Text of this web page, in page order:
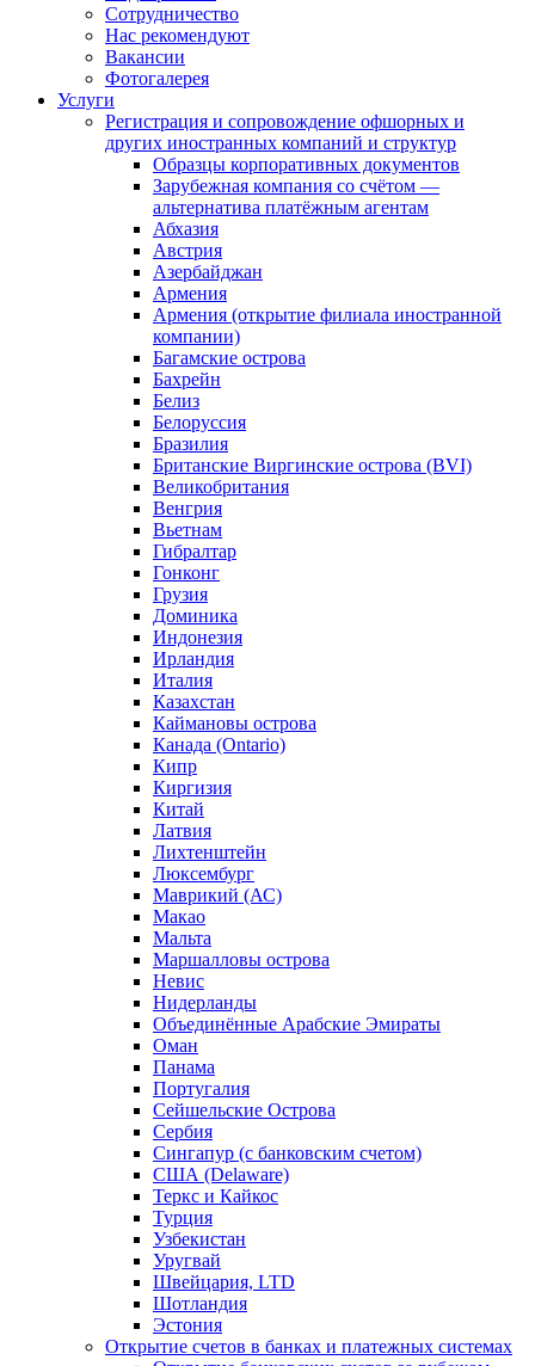
Сотрудничество
Нас рекомендуют
Вакансии
Фотогалерея
Услуги
Регистрация и сопровождение офшорных и
других иностранных компаний и структур
Образцы корпоративных документов
Зарубежная компания со счётом —
альтернатива платёжным агентам
Абхазия
Австрия
Азербайджан
Армения
Армения (открытие филиала иностранной
компании)
Багамские острова
Бахрейн
Белиз
Белоруссия
Бразилия
Британские Виргинские острова (BVI)
Великобритания
Венгрия
Вьетнам
Гибралтар
Гонконг
Грузия
Доминика
Индонезия
Ирландия
Италия
Казахстан
Каймановы острова
Канада (Ontario)
Кипр
Киргизия
Китай
Латвия
Лихтенштейн
Люксембург
Маврикий (АС)
Макао
Мальта
Маршалловы острова
Нeвис
Нидерланды
Объединённые Арабские Эмираты
Оман
Панама
Португалия
Сейшельские Острова
Сербия
Сингапур (c банковским счетом)
США (Delaware)
Теркс и Кайкос
Турция
Узбекистан
Уругвай
Швейцария, LTD
Шотландия
Эстония
Открытие счетов в банках и платежных системах